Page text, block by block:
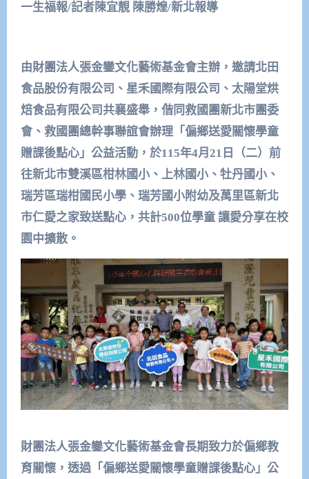
一生福報/記者陳宜靚 陳勝煌/新北報導
由財團法人張金鑾文化藝術基金會主辦，邀請北田
食品股份有限公司、星禾國際有限公司、太陽堂烘
焙食品有限公司共襄盛舉，偕同救國團新北市團委
會、救國團總幹事聯誼會辦理「偏鄉送愛關懷學童
贈課後點心」公益活動，於115年4月21日（二）前
往新北市雙溪區柑林國小、上林國小、牡丹國小、
瑞芳區瑞柑國民小學、瑞芳國小附幼及萬里區新北
市仁愛之家致送點心，共計500位學童 讓愛分享在校
園中擴散。
財團法人張金鑾文化藝術基金會長期致力於偏鄉教
育關懷，透過「偏鄉送愛關懷學童贈課後點心」公